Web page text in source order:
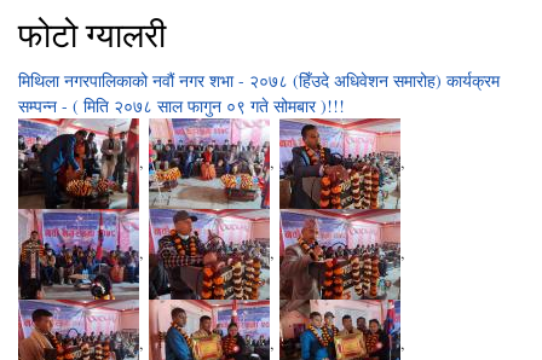
फोटो ग्यालरी
मिथिला नगरपालिकाको नवौं नगर शभा - २०७८ (हिँउदे अधिवेशन समारोह) कार्यक्रम
सम्पन्न - ( मिति २०७८ साल फागुन ०९ गते सोमबार )!!!
, , ,
, , ,
, , ,